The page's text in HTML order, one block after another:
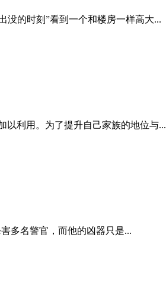
没的时刻”看到一个和楼房一样高大...
以利用。为了提升自己家族的地位与...
多名警官，而他的凶器只是...